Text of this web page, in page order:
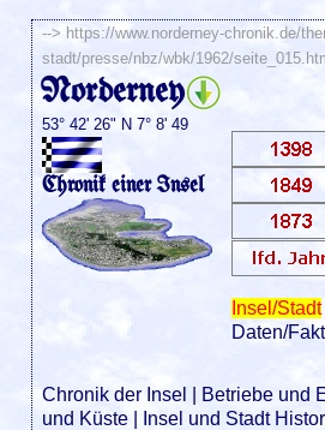
--> https://www.norderney-chronik.de/
stadt/presse/nbz/wbk/1962/
Norderney
53° 42' 26" N 7° 8' 49
Chronik einer Insel
Insel/Stadt|
Daten/
Chronik der Insel Betriebe und
und Küste
Insel und Stadt